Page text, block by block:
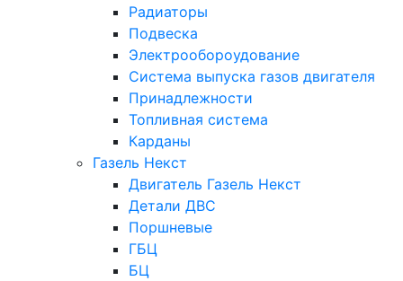
Радиаторы
Подвеска
Электрообороудование
Система выпуска газов двигателя
Принадлежности
Топливная система
Карданы
Газель Некст
Двигатель Газель Некст
Детали ДВС
Поршневые
ГБЦ
БЦ